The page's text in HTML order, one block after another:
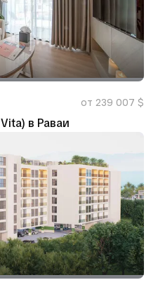
от 239 007 $
в Раваи